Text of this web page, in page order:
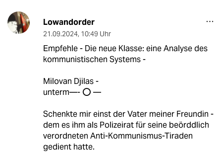
Lowandorder
21.09.2024, 10:49 Uhr
Empfehle - Die neue Klasse: eine Analyse des
kommunistischen Systems -
Milovan Djilas -
unterm—- ⭕️ —
Schenkte mir einst der Vater meiner Freundin -
dem es ihm als Polizeirat für seine beörddlich
verordneten Anti-Kommunismus-Tiraden
gedient hatte.